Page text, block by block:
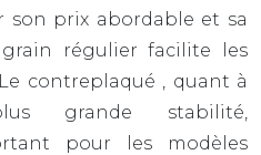
son prix abordable et sa
régulier facilite les
contreplaqué , quant à
grande stabilité,
pour les modèles